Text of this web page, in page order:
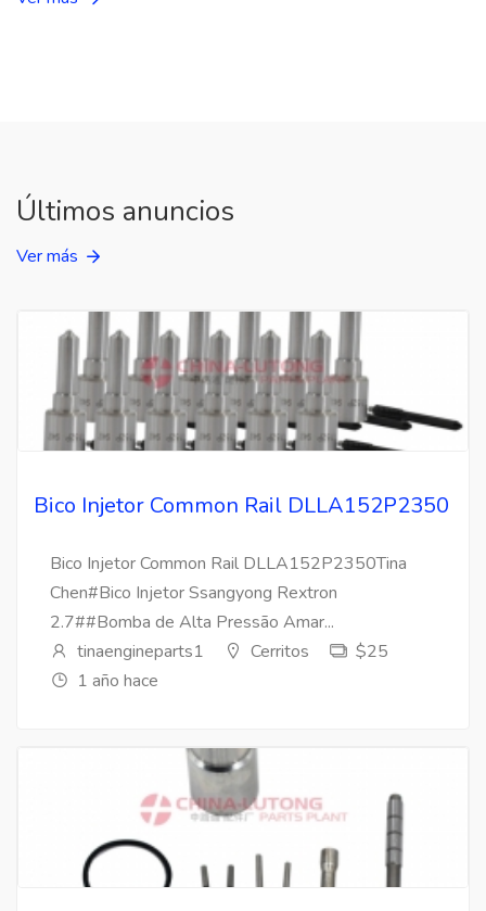
Últimos anuncios
Ver más
Bico Injetor Common Rail DLLA152P2350
Bico Injetor Common Rail DLLA152P2350Tina
Chen#Bico Injetor Ssangyong Rextron
2.7##Bomba de Alta Pressão Amar...
tinaengineparts1
Cerritos
$25
1 año hace